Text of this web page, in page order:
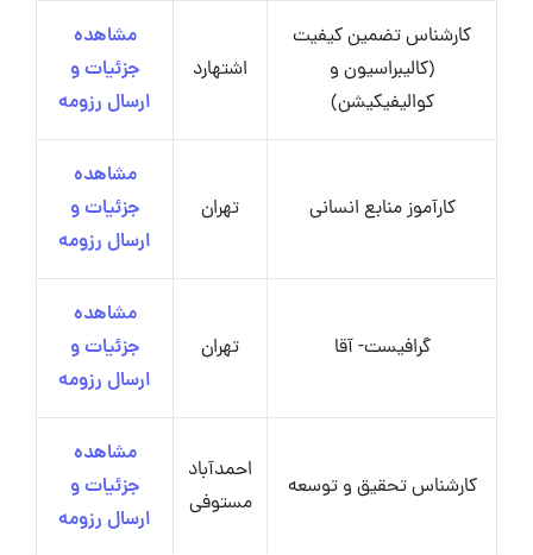
کارشناس تضمین کیفیت
(کالیبراسیون و
کوالیفیکیشن)
اشتهارد
مشاهده
جزئیات و
ارسال رزومه
کارآموز منابع انسانی تهران
مشاهده
جزئیات و
ارسال رزومه
گرافیست- آقا تهران
مشاهده
جزئیات و
ارسال رزومه
کارشناس تحقیق و توسعه
احمدآباد
مستوفی
مشاهده
جزئیات و
ارسال رزومه